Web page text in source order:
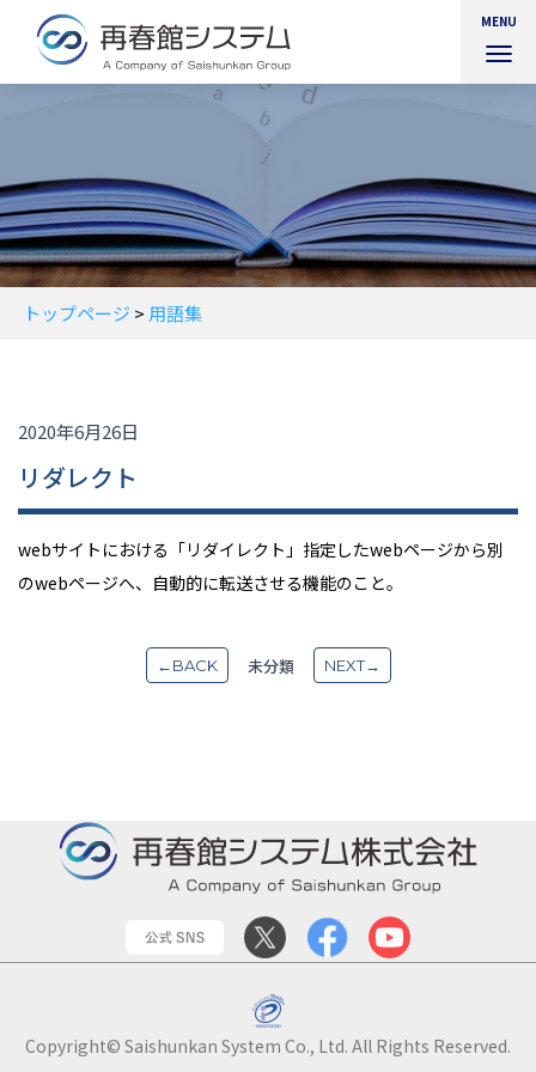
MENU
ョ
ン
を
切
り
トップページ > 用語集
2020年6月26日
リダレクト
webサイトにおける「リダイレクト」指定したwebページから別
のwebページへ、自動的に転送させる機能のこと。
←BACK 未分類 NEXT→
Copyright© Saishunkan System Co., Ltd. All Rights Reserved.